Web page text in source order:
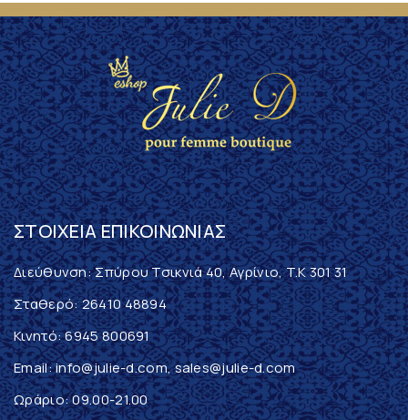
ΣΤΟΙΧΕΊΑ ΕΠΙΚΟΙΝΩΝΊΑΣ
Διεύθυνση: Σπύρου Τσικνιά 40, Αγρίνιο, T.K 301 31
Σταθερό:26410 48894
Κινητό:6945 800691
Email:info@julie-d.com,sales@julie-d.com
Ωράριο: 09.00-21.00